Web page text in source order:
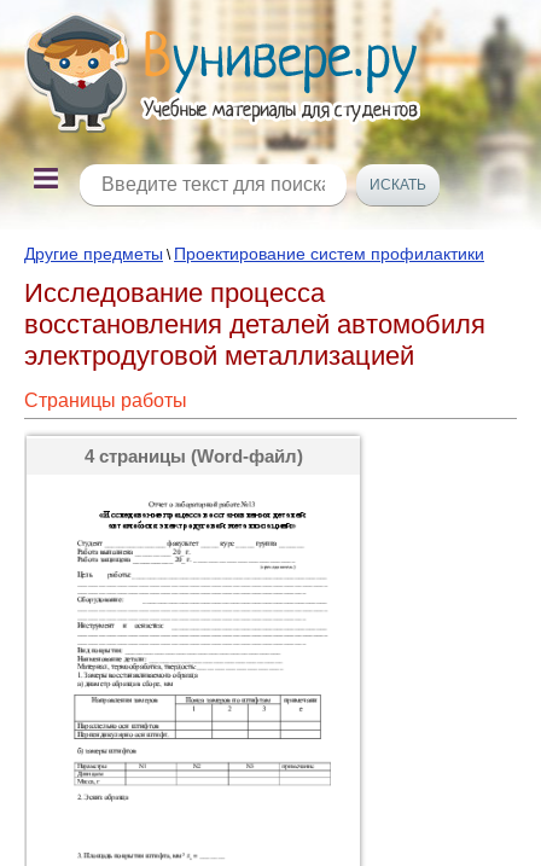
Другие предметы \ Проектирование систем профилактики
Исследование процесса
восстановления деталей автомобиля
электродуговой металлизацией
Страницы работы
4 страницы (Word-файл)